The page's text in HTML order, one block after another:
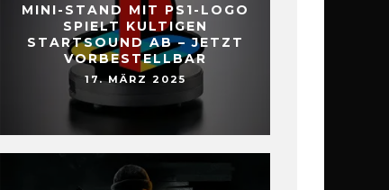
MINI-STAND MIT PS1-LOGO
SPIELT KULTIGEN
STARTSOUND AB – JETZT
VORBESTELLBAR
17. MÄRZ 2025